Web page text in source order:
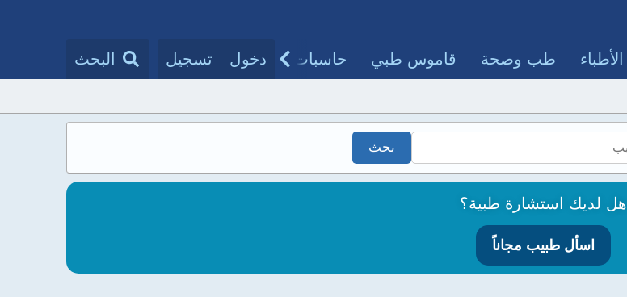
الأطباء طب وصحة قاموس طبي حاسبات طبية مقالات الأطباءدخول تسجيل البحث
هل لديك استشارة طبية؟
اسأل طبيب مجاناً